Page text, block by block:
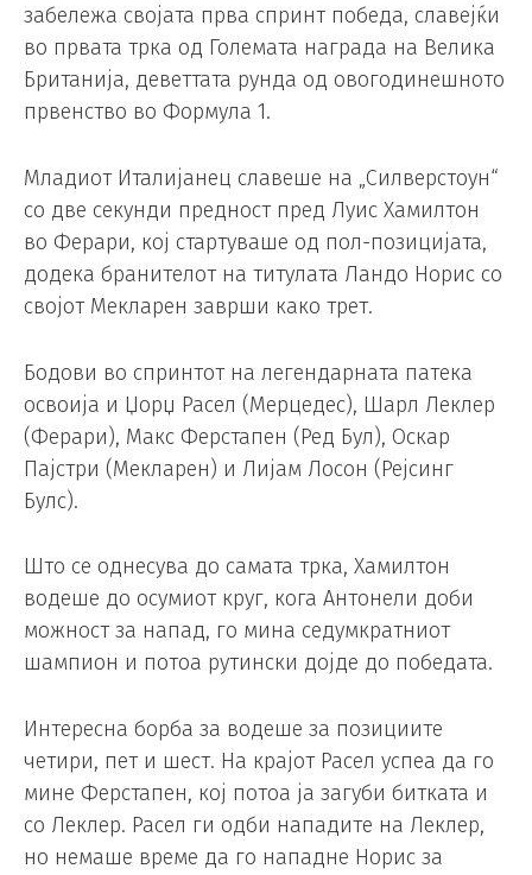
забележа својата прва спринт победа, славејќи
во првата трка од Големата награда на Велика
Британија, деветтата рунда од овогодинешното
првенство во Формула 1.
Младиот Италијанец славеше на „Силверстоун“
со две секунди предност пред Луис Хамилтон
во Ферари, кој стартуваше од пол-позицијата,
додека бранителот на титулата Ландо Норис со
својот Мекларен заврши како трет.
Бодови во спринтот на легендарната патека
освоија и Џорџ Расел (Мерцедес), Шарл Леклер
(Ферари), Макс Ферстапен (Ред Бул), Оскар
Пајстри (Мекларен) и Лијам Лосон (Рејсинг
Булс).
Што се однесува до самата трка, Хамилтон
водеше до осумиот круг, кога Антонели доби
можност за напад, го мина седумкратниот
шампион и потоа рутински дојде до победата.
Интересна борба за водеше за позициите
четири, пет и шест. На крајот Расел успеа да го
мине Ферстапен, кој потоа ја загуби битката и
со Леклер. Расел ги одби нападите на Леклер,
но немаше време да го нападне Норис за